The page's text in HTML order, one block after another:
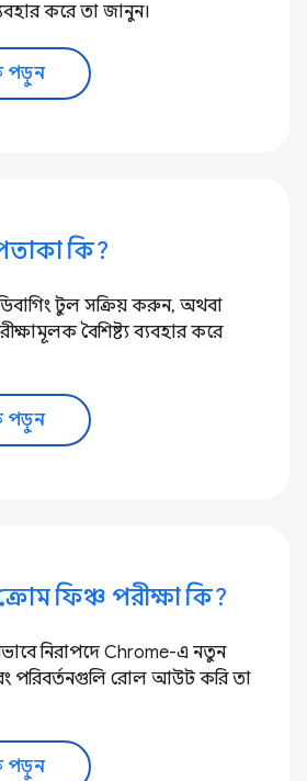
করে তা জানুন।
পড়ুন
কি?
টুল সক্রিয় করুন, অথবা
বৈশিষ্ট্য ব্যবহার করে
পড়ুন
ফিঞ্চ পরীক্ষা কি?
নিরাপদে Chrome-এ নতুন
পরিবর্তনগুলি রোল আউট করি তা
পড়ুন